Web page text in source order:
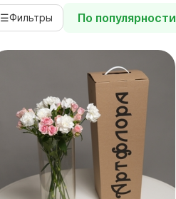
☰Фильтры По популярности